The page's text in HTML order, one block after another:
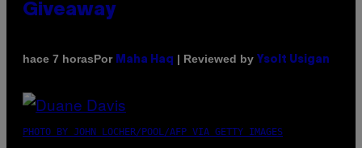
Giveaway
hace 7 horasPor Maha Haq | Reviewed by Ysolt Usigan
PHOTO BY JOHN LOCHER/POOL/AFP VIA GETTY IMAGES